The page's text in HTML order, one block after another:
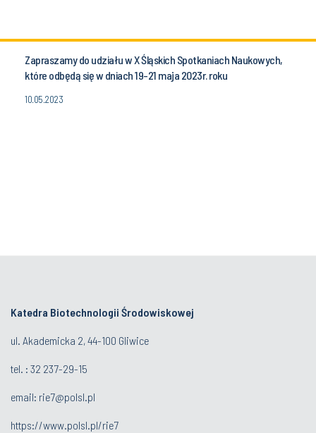
Zapraszamy do udziału w X Śląskich Spotkaniach Naukowych,
które odbędą się w dniach 19-21 maja 2023r. roku
10.05.2023
Katedra Biotechnologii Środowiskowej
ul. Akademicka 2, 44-100 Gliwice
tel. : 32 237-29-15
email: rie7@polsl.pl
https://www.polsl.pl/rie7